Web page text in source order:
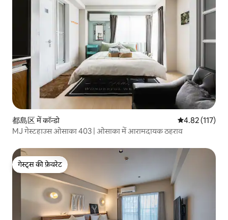
都島区 में कॉन्डो औसत रेटिंग 5 में से
4.82 (117)
MJ गेस्टहाउस ओसाका 403 | ओसाका में आरामदायक ठहराव
गेस्ट्स की फ़ेवरेट
गेस्ट्स की फ़ेवरेट